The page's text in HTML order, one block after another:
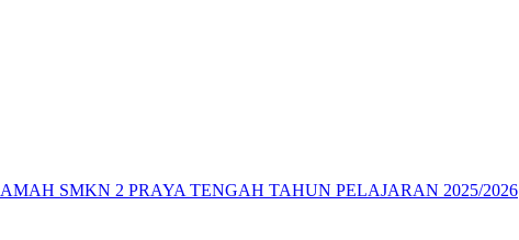
SMKN 2 PRAYA TENGAH TAHUN PELAJARAN 2025/2026